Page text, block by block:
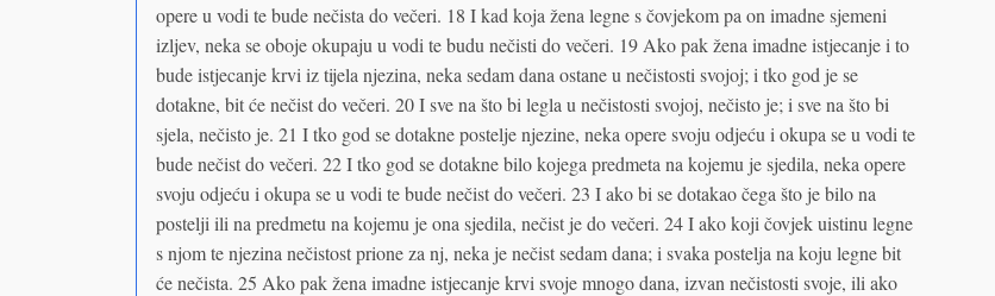
opere u vodi te bude nečista do večeri. 18 I kad koja žena legne s čovjekom pa on imadne sjemeni
izljev, neka se oboje okupaju u vodi te budu nečisti do večeri. 19 Ako pak žena imadne istjecanje i to
bude istjecanje krvi iz tijela njezina, neka sedam dana ostane u nečistosti svojoj; i tko god je se
dotakne, bit će nečist do večeri. 20 I sve na što bi legla u nečistosti svojoj, nečisto je; i sve na što bi
sjela, nečisto je. 21 I tko god se dotakne postelje njezine, neka opere svoju odjeću i okupa se u vodi te
bude nečist do večeri. 22 I tko god se dotakne bilo kojega predmeta na kojemu je sjedila, neka opere
svoju odjeću i okupa se u vodi te bude nečist do večeri. 23 I ako bi se dotakao čega što je bilo na
postelji ili na predmetu na kojemu je ona sjedila, nečist je do večeri. 24 I ako koji čovjek uistinu legne
s njom te njezina nečistost prione za nj, neka je nečist sedam dana; i svaka postelja na koju legne bit
će nečista. 25 Ako pak žena imadne istjecanje krvi svoje mnogo dana, izvan nečistosti svoje, ili ako